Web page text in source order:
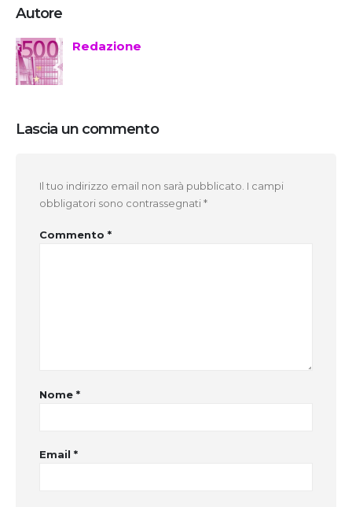
Autore
Redazione
Lascia un commento
Il tuo indirizzo email non sarà pubblicato. I campi
obbligatori sono contrassegnati*
Commento *
Nome *
Email *